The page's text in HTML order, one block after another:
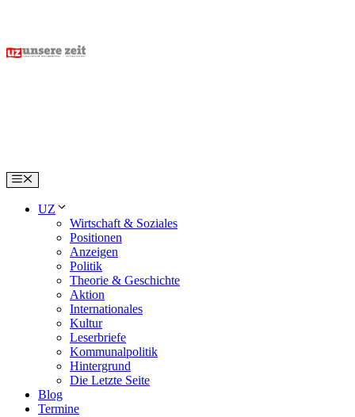
content
Menu
UZ
Wirtschaft & Soziales
Positionen
Anzeigen
Politik
Theorie & Geschichte
Aktion
Internationales
Kultur
Leserbriefe
Kommunalpolitik
Hintergrund
Die Letzte Seite
Blog
Termine